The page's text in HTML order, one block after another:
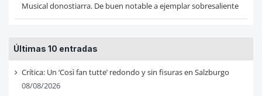
Musical donostiarra. De buen notable a ejemplar sobresaliente
Últimas 10 entradas
Crítica: Un ‘Così fan tutte’ redondo y sin fisuras en Salzburgo
08/08/2026